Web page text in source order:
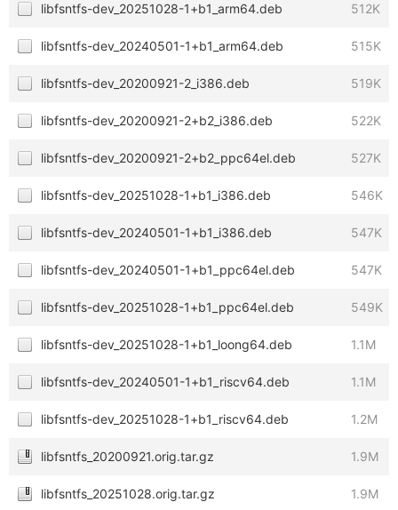
libfsntfs-dev_20251028-1+b1_arm64.deb 512K
libfsntfs-dev_20240501-1+b1_arm64.deb 515K
libfsntfs-dev_20200921-2_i386.deb 519K
libfsntfs-dev_20200921-2+b2_i386.deb 522K
libfsntfs-dev_20200921-2+b2_ppc64el.deb 527K
libfsntfs-dev_20251028-1+b1_i386.deb 546K
libfsntfs-dev_20240501-1+b1_i386.deb 547K
libfsntfs-dev_20240501-1+b1_ppc64el.deb 547K
libfsntfs-dev_20251028-1+b1_ppc64el.deb 549K
libfsntfs-dev_20251028-1+b1_loong64.deb 1.1M
libfsntfs-dev_20240501-1+b1_riscv64.deb 1.1M
libfsntfs-dev_20251028-1+b1_riscv64.deb 1.2M
libfsntfs_20200921.orig.tar.gz 1.9M
libfsntfs_20251028.orig.tar.gz 1.9M